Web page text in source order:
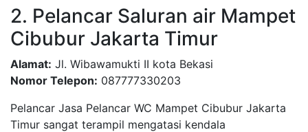
2. Pelancar Saluran air Mampet
Cibubur Jakarta Timur
Alamat: Jl. Wibawamukti II kota Bekasi
Nomor Telepon: 087777330203
Pelancar Jasa Pelancar WC Mampet Cibubur Jakarta
Timur sangat terampil mengatasi kendala